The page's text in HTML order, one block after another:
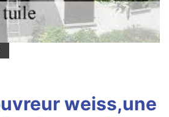
weiss,une